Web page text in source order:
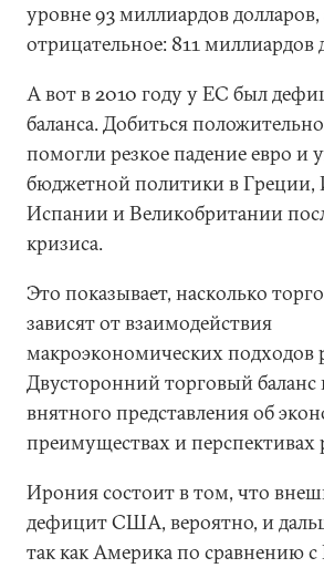
уровне 93 миллиардов
отрицательное: 811 миллиардов
А вот в 2010 году у ЕС был
баланса. Добиться
помогли резкое падение евро и
бюджетной политики в Греции,
Испании и Великобритании
кризиса.
Это показывает, насколько
зависят от взаимодействия
макроэкономических подходов
Двусторонний торговый баланс
внятного представления об
преимуществах и перспективах
Ирония состоит в том, что
дефицит США, вероятно, и
так как Америка по сравнению